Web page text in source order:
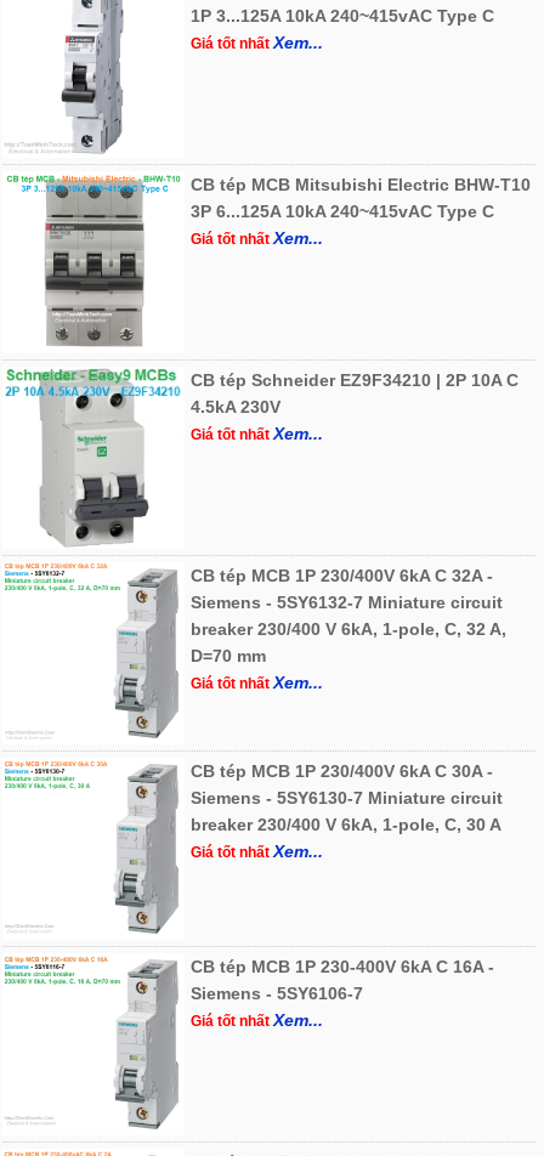
1P 3...125A 10kA 240~415vAC Type C
Giá tốt nhấtXem...
CB tép MCB Mitsubishi Electric BHW-T10
3P 6...125A 10kA 240~415vAC Type C
Giá tốt nhấtXem...
CB tép Schneider EZ9F34210 | 2P 10A C
4.5kA 230V
Giá tốt nhấtXem...
CB tép MCB 1P 230/400V 6kA C 32A -
Siemens - 5SY6132-7 Miniature circuit
breaker 230/400 V 6kA, 1-pole, C, 32 A,
D=70 mm
Giá tốt nhấtXem...
CB tép MCB 1P 230/400V 6kA C 30A -
Siemens - 5SY6130-7 Miniature circuit
breaker 230/400 V 6kA, 1-pole, C, 30 A
Giá tốt nhấtXem...
CB tép MCB 1P 230-400V 6kA C 16A -
Siemens - 5SY6106-7
Giá tốt nhấtXem...